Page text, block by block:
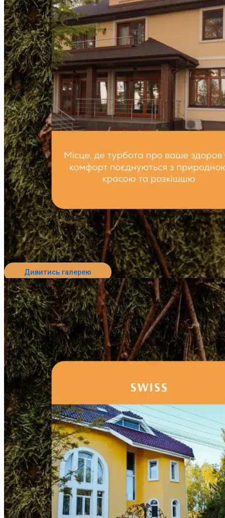
Перейти до пансіонату
Дивитись галерею